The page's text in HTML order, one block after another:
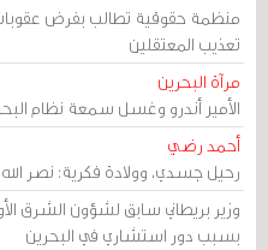
منظمة حقوقية تطالب بفرض
تعذيب المعتقلين
مرآة البحرين
الأمير أندرو وغسل سمعة نظام
أحمد رضي
رحيل جسدي، وولادة فكرية: نصر
وزير بريطاني سابق لشؤون الشرق
بسبب دور استشاري في البحرين